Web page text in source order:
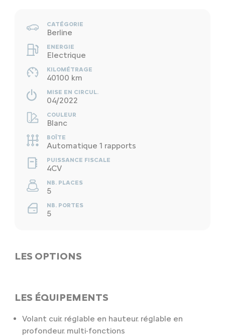
CATÉGORIE
Berline
ENERGIE
Electrique
KILOMÉTRAGE
40100 km
MISE EN CIRCUL.
04/2022
COULEUR
Blanc
BOÎTE
Automatique 1 rapports
PUISSANCE FISCALE
4CV
NB. PLACES
5
NB. PORTES
5
LES OPTIONS
LES ÉQUIPEMENTS
Volant cuir. réglable en hauteur. réglable en
profondeur. multi-fonctions